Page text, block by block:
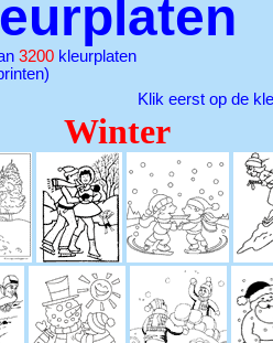
3200 kleurplaten
Klik eerst op de
Winter